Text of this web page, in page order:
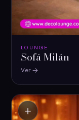
LOUNGE
Sofá Milán
Ver
＋